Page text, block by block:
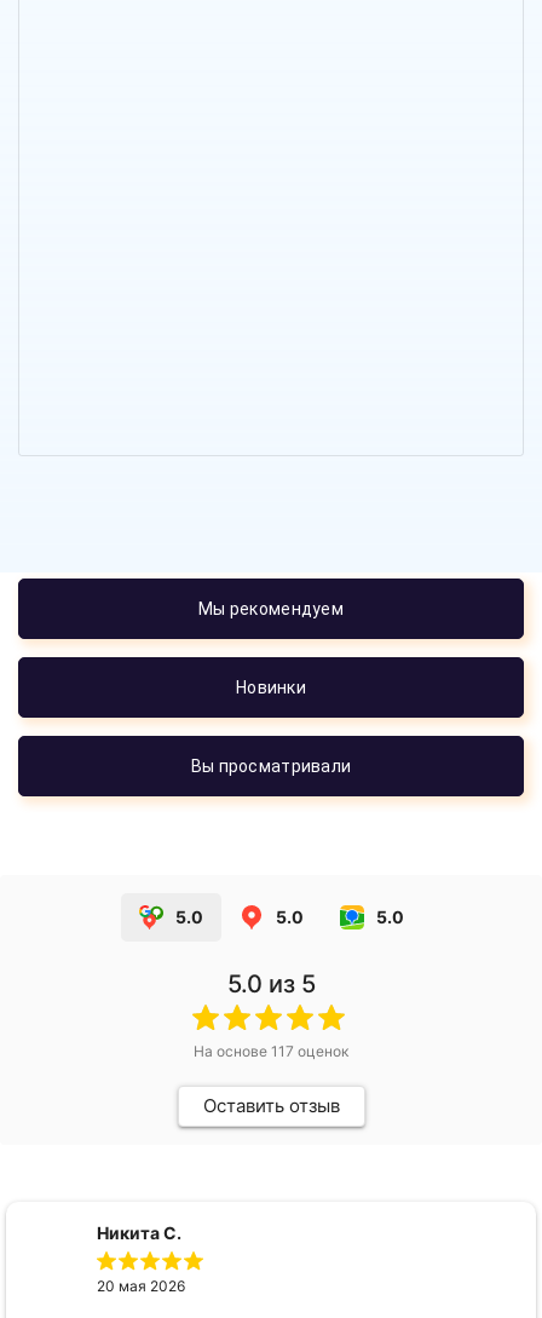
Мы рекомендуем
Новинки
Вы просматривали
5.0 5.0 5.0
5.0 из 5
На основе 117 оценок
Оставить отзыв
Никита С.
20 мая 2026